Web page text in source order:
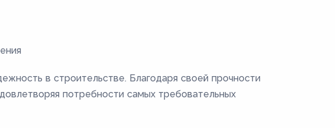
в строительстве. Благодаря своей прочности
потребности самых требовательных